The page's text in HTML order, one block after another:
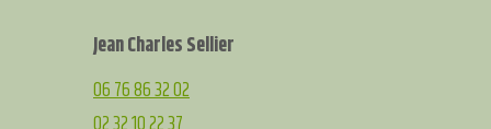
Jean Charles Sellier
06 76 86 32 02